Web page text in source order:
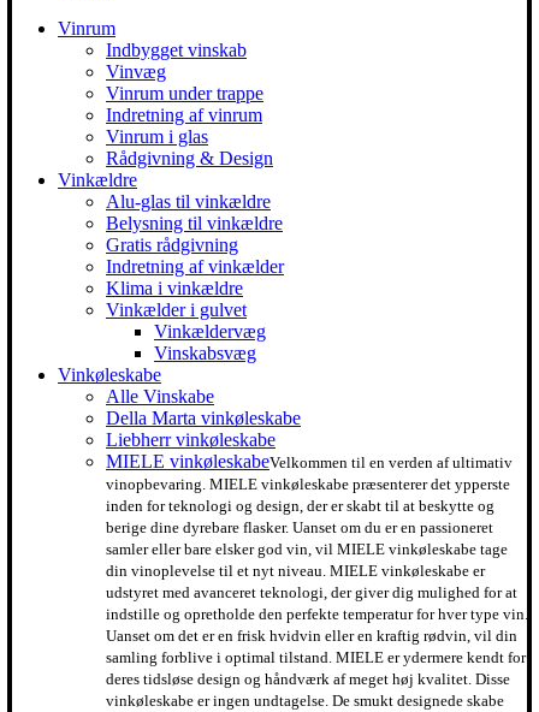
Vinrum
Indbygget vinskab
Vinvæg
Vinrum under trappe
Indretning af vinrum
Vinrum i glas
Rådgivning & Design
Vinkældre
Alu-glas til vinkældre
Belysning til vinkældre
Gratis rådgivning
Indretning af vinkælder
Klima i vinkældre
Vinkælder i gulvet
Vinkældervæg
Vinskabsvæg
Vinkøleskabe
Alle Vinskabe
Della Marta vinkøleskabe
Liebherr vinkøleskabe
MIELE vinkøleskabeVelkommen til en verden af ultimativ
vinopbevaring. MIELE vinkøleskabe præsenterer det ypperste
inden for teknologi og design, der er skabt til at beskytte og
berige dine dyrebare flasker. Uanset om du er en passioneret
samler eller bare elsker god vin, vil MIELE vinkøleskabe tage
din vinoplevelse til et nyt niveau. MIELE vinkøleskabe er
udstyret med avanceret teknologi, der giver dig mulighed for at
indstille og opretholde den perfekte temperatur for hver type vin.
Uanset om det er en frisk hvidvin eller en kraftig rødvin, vil din
samling forblive i optimal tilstand. MIELE er ydermere kendt for
deres tidsløse design og håndværk af meget høj kvalitet. Disse
vinkøleskabe er ingen undtagelse. De smukt designede skabe